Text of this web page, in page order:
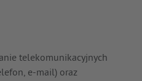
telekomunikacyjnych
e-mail) oraz